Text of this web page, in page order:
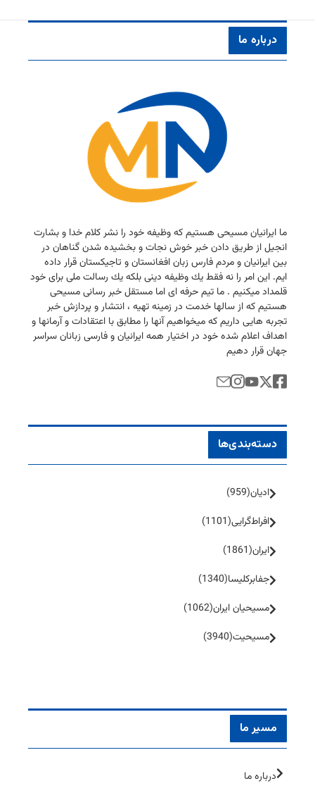
درباره ما
ما ایرانیان مسیحی هستیم كه وظیفه خود را نشر كلام خدا و بشارت
انجیل از طریق دادن خبر خوش نجات و بخشیده شدن گناهان در
بین ایرانیان و مردم فارس زبان افغانستان و تاجیكستان قرار داده
ایم. این امر را نه فقط یك وظیفه دینی بلكه یك رسالت ملی برای خود
قلمداد میكنیم . ما تیم حرفه ای اما مستقل خبر رسانی مسیحی
هستیم كه از سالها خدمت در زمینه تهیه ، انتشار و پردازش خبر
تجربه هایی داریم كه میخواهیم آنها را مطابق با اعتقادات و آرمانها و
اهداف اعلام شده خود در اختیار همه ایرانیان و فارسی زبانان سراسر
جهان قرار دهیم
دسته‌بندی‌ها
ادیان(959)
افراط‌گرایی(1101)
ایران(1861)
جفا‌بر‌کلیسا(1340)
مسیحیان ایران(1062)
مسیحیت(3940)
مسیر ما
درباره ما